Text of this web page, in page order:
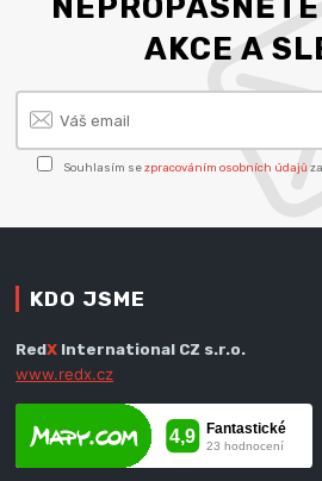
AKCE A
Souhlasím sezpracováním osobních údajů
KDO JSME
RedX International CZ s.r.o.
www.redx.cz